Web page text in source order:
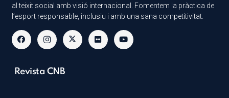
al teixit social amb visió internacional. Fomentem la pràctica de
l’esport responsable, inclusiu i amb una sana competitivitat.
Revista CNB